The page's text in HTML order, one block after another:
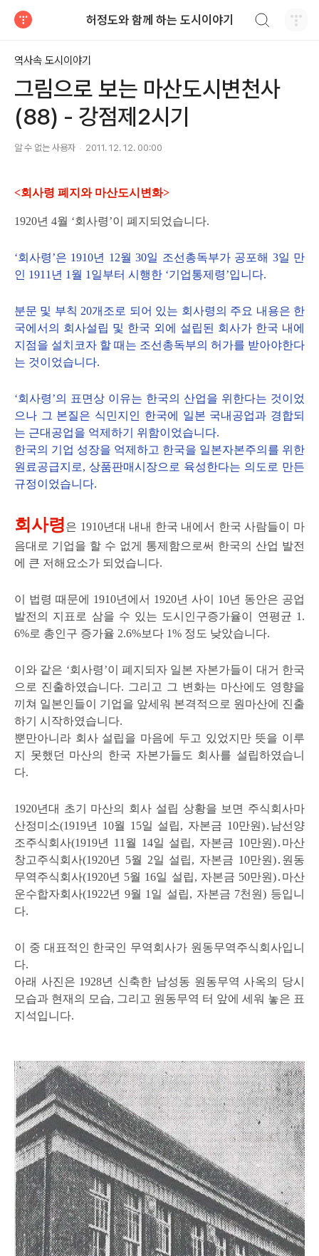
허정도와 함께 하는 도시이야기
역사속 도시이야기
그림으로 보는 마산도시변천사
(88) - 강점제2시기
알 수 없는 사용자 2011. 12. 12. 00:00
<회사령 폐지와 마산도시변화>
1920년 4월 ‘회사령’이 폐지되었습니다.
‘회사령’은 1910년 12월 30일 조선총독부가 공포해 3일 만
인 1911년 1월 1일부터 시행한 ‘기업통제령’입니다.
분문 및 부칙 20개조로 되어 있는 회사령의 주요 내용은 한
국에서의 회사설립 및 한국 외에 설립된 회사가 한국 내에
지점을 설치코자 할 때는 조선총독부의 허가를 받아야한다
는 것이었습니다.
‘회사령’의 표면상 이유는 한국의 산업을 위한다는 것이었
으나 그 본질은 식민지인 한국에 일본 국내공업과 경합되
는 근대공업을 억제하기 위함이었습니다.
한국의 기업 성장을 억제하고 한국을 일본자본주의를 위한
원료공급지로, 상품판매시장으로 육성한다는 의도로 만든
규정이었습니다.
회사령은 1910년대 내내 한국 내에서 한국 사람들이 마
음대로 기업을 할 수 없게 통제함으로써 한국의 산업 발전
에 큰 저해요소가 되었습니다.
이 법령 때문에 1910년에서 1920년 사이 10년 동안은 공업
발전의 지표로 삼을 수 있는 도시인구증가율이 연평균 1.
6%로 총인구 증가율 2.6%보다 1% 정도 낮았습니다.
이와 같은 ‘회사령’이 폐지되자 일본 자본가들이 대거 한국
으로 진출하였습니다. 그리고 그 변화는 마산에도 영향을
끼쳐 일본인들이 기업을 앞세워 본격적으로 원마산에 진출
하기 시작하였습니다.
뿐만아니라 회사 설립을 마음에 두고 있었지만 뜻을 이루
지 못했던 마산의 한국 자본가들도 회사를 설립하였습니
다.
1920년대 초기 마산의 회사 설립 상황을 보면 주식회사마
산정미소(1919년 10월 15일 설립, 자본금 10만원)․남선양
조주식회사(1919년 11월 14일 설립, 자본금 10만원)․마산
창고주식회사(1920년 5월 2일 설립, 자본금 10만원)․원동
무역주식회사(1920년 5월 16일 설립, 자본금 50만원)․마산
운수합자회사(1922년 9월 1일 설립, 자본금 7천원) 등입니
다.
이 중 대표적인 한국인 무역회사가 원동무역주식회사입니
다.
아래 사진은 1928년 신축한 남성동 원동무역 사옥의 당시
모습과 현재의 모습, 그리고 원동무역 터 앞에 세워 놓은 표
지석입니다.